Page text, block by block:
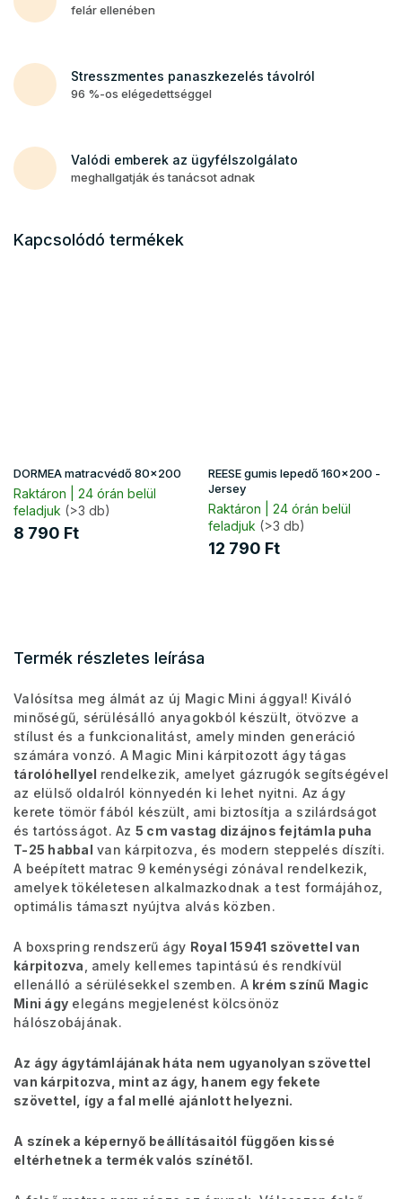
felár ellenében
Stresszmentes panaszkezelés távolról
96 %-os elégedettséggel
Valódi emberek az ügyfélszolgálato
meghallgatják és tanácsot adnak
Kapcsolódó termékek
DORMEA matracvédő 80x200
Raktáron | 24 órán belül
feladjuk (>3 db)
8 790 Ft
REESE gumis lepedő 160x200 -
Jersey
Raktáron | 24 órán belül
feladjuk (>3 db)
12 790 Ft
Termék részletes leírása
Valósítsa meg álmát az új Magic Mini ággyal! Kiváló
minőségű, sérülésálló anyagokból készült, ötvözve a
stílust és a funkcionalitást, amely minden generáció
számára vonzó. A Magic Mini kárpitozott ágy tágas
tárolóhellyel rendelkezik, amelyet gázrugók segítségével
az elülső oldalról könnyedén ki lehet nyitni. Az ágy
kerete tömör fából készült, ami biztosítja a szilárdságot
és tartósságot. Az 5 cm vastag dizájnos fejtámla puha
T-25 habbal van kárpitozva, és modern steppelés díszíti.
A beépített matrac 9 keménységi zónával rendelkezik,
amelyek tökéletesen alkalmazkodnak a test formájához,
optimális támaszt nyújtva alvás közben.
A boxspring rendszerű ágy Royal 15941 szövettel van
kárpitozva , amely kellemes tapintású és rendkívül
ellenálló a sérülésekkel szemben. A krém színű Magic
Mini ágy elegáns megjelenést kölcsönöz
hálószobájának.
Az ágy ágytámlájának háta nem ugyanolyan szövettel
van kárpitozva, mint az ágy, hanem egy fekete
szövettel, így a fal mellé ajánlott helyezni.
A színek a képernyő beállításaitól függően kissé
eltérhetnek a termék valós színétől.